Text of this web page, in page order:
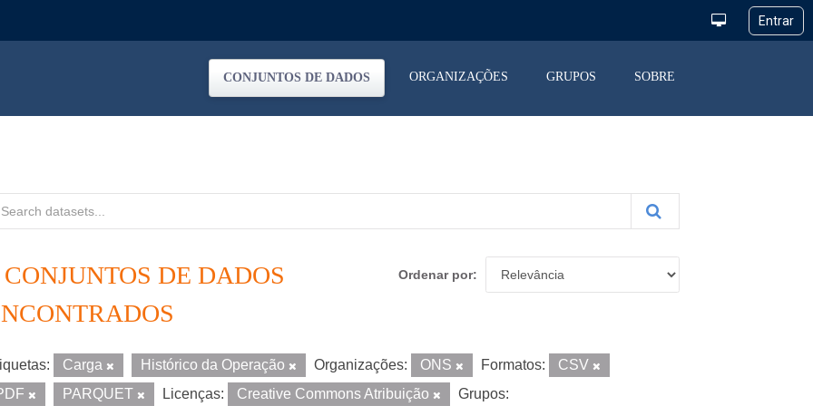
CONJUNTOS DE DADOS ORGANIZAÇÕES GRUPOS SOBRE
Ordenar por
CONJUNTOS DE DADOS
Carga Histórico da Operação Organizações: ONS Formatos:
CSV
PARQUET Licenças: Creative Commons Atribuição
Grupos: